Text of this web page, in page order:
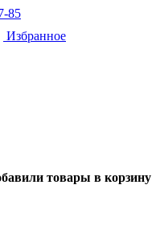
85
Избранное
товары в корзину